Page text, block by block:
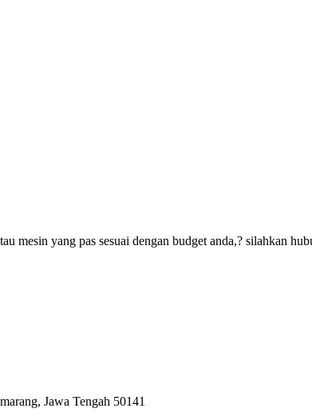
mesin yang pas sesuai dengan budget anda,? silahkan
Jawa Tengah 50141